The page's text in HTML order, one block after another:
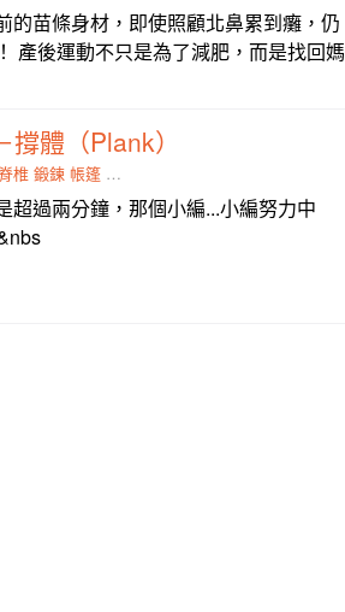
的苗條身材，即使照顧北鼻累到癱，仍
產後運動不只是為了減肥，而是找回媽
體（Plank）
椎 鍛鍊 帳篷 預計
超過兩分鐘，那個小編...小編努力中